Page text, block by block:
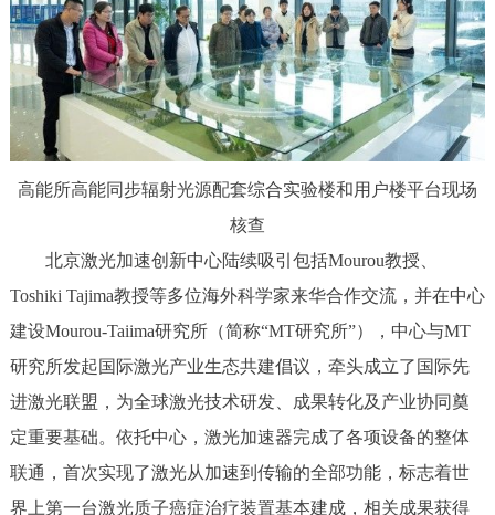
高能所高能同步辐射光源配套综合实验楼和用户楼平台现场
核查
北京激光加速创新中心陆续吸引包括Mourou教授、
Toshiki Tajima教授等多位海外科学家来华合作交流，并在中心
建设Mourou-Taiima研究所（简称“MT研究所”），中心与MT
研究所发起国际激光产业生态共建倡议，牵头成立了国际先
进激光联盟，为全球激光技术研发、成果转化及产业协同奠
定重要基础。依托中心，激光加速器完成了各项设备的整体
联通，首次实现了激光从加速到传输的全部功能，标志着世
界上第一台激光质子癌症治疗装置基本建成，相关成果获得